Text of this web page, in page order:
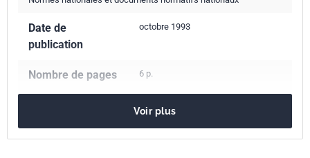
Date de
publication
octobre 1993
Nombre de pages 6 p.
Codes ICS
Voir plus